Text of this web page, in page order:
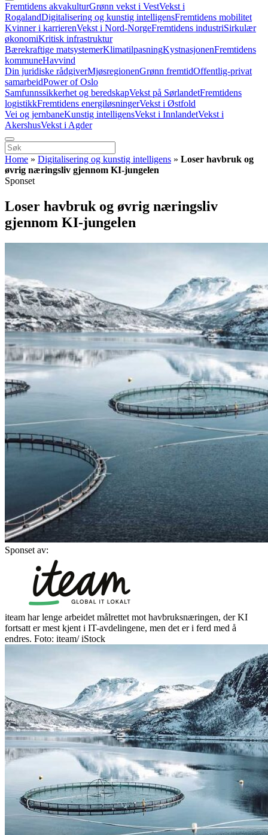
Fremtidens akvakulturGrønn vekst i VestVekst i
RogalandDigitalisering og kunstig intelligensFremtidens mobilitet
Kvinner i karrierenVekst i Nord-NorgeFremtidens industriSirkulær
økonomiKritisk infrastruktur
Bærekraftige matsystemerKlimatilpasningKystnasjonenFremtidens
kommuneHavvind
Din juridiske rådgiverMjøsregionenGrønn fremtidOffentlig-privat
samarbeidPower of Oslo
Samfunnssikkerhet og beredskapVekst på SørlandetFremtidens
logistikkFremtidens energiløsningerVekst i Østfold
Vei og jernbaneKunstig intelligensVekst i InnlandetVekst i
AkershusVekst i Agder
Home » Digitalisering og kunstig intelligens » Loser havbruk og
øvrig næringsliv gjennom KI-jungelen
Sponset
Loser havbruk og øvrig næringsliv
gjennom KI-jungelen
Sponset av:
iteam har lenge arbeidet målrettet mot havbruksnæringen, der KI
fortsatt er mest kjent i IT-avdelingene, men det er i ferd med å
endres. Foto: iteam/ iStock